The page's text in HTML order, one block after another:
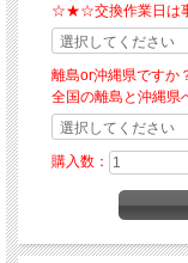
☆★☆交換作業日は
離島or沖縄県ですか
全国の離島と沖縄県
購入数：